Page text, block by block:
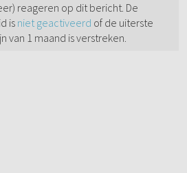
reageren op dit bericht. De
is niet geactiveerd of de uiterste
van 1 maand is verstreken.